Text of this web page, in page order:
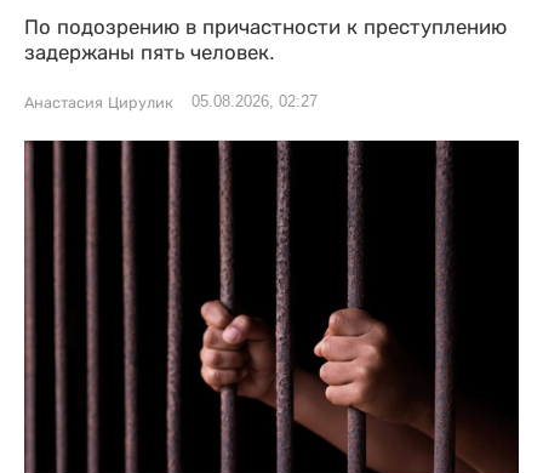
По подозрению в причастности к преступлению
задержаны пять человек.
Анастасия Цирулик 05.08.2026, 02:27